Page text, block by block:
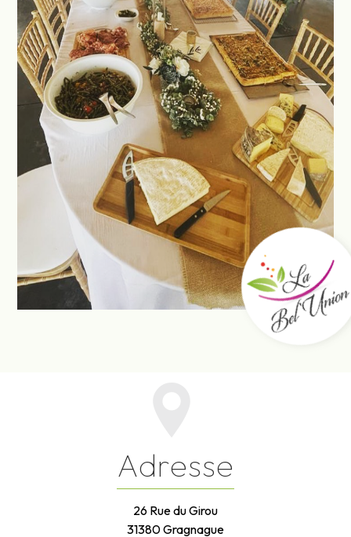
Adresse
26 Rue du Girou
31380 Gragnague